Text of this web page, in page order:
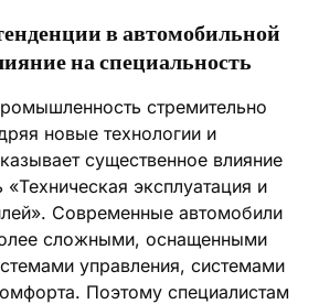
в автомобильной
на специальность
стремительно
новые технологии и
существенное влияние
«Техническая эксплуатация и
Современные автомобили
сложными, оснащенными
управления, системами
Поэтому специалистам